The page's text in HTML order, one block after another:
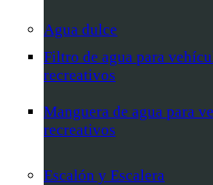
Agua dulce
Filtro de agua para
recreativos
Manguera de agua para
recreativos
Escalón y Escalera